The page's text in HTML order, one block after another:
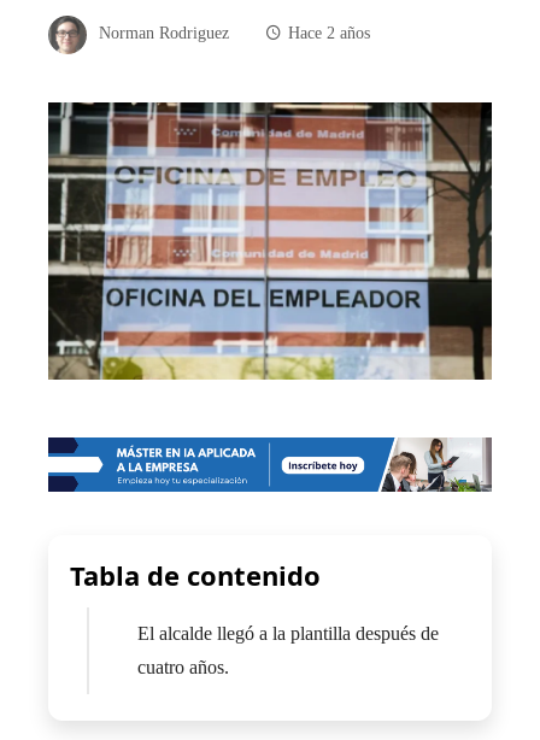
Norman Rodriguez Hace 2 años
Tabla de contenido
El alcalde llegó a la plantilla después de
cuatro años.